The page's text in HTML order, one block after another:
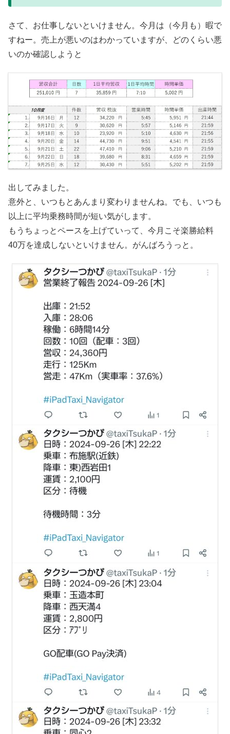
さて、お仕事しないといけません。今月は（今月も）暇で
すねー。売上が悪いのはわかっていますが、どのくらい悪
いのか確認しようと
出してみました。
意外と、いつもとあんまり変わりませんね。でも、いつも
以上に平均乗務時間が短い気がします。
もうちょっとペースを上げていって、今月こそ楽勝給料
40万を達成しないといけません。がんばろうっと。